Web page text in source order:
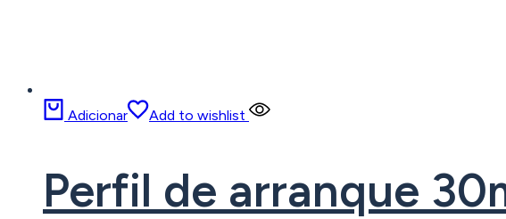
Adicionar Add to wishlist
Perfil de arranque